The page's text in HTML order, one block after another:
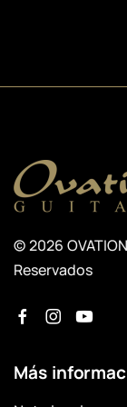
© 2026
Reservados
Más